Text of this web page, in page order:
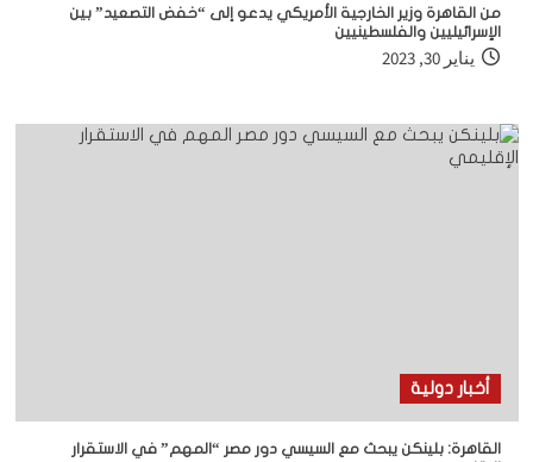
من القاهرةوزير الخارجية الأمريكي يدعو إلى “خفض التصعيد” بين
الإسرائيليين والفلسطينيين
يناير 30, 2023
أخبار دولية
القاهرة: بلينكن يبحث مع السيسي دور مصر “المهم” في الاستقرار